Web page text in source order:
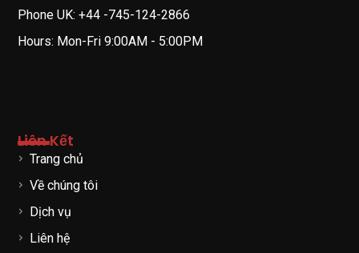
Liên Kết
Trang chủ
Về chúng tôi
Dịch vụ
Liên hệ
Phone UK: +44 -745-124-2866
Hours: Mon-Fri 9:00AM - 5:00PM